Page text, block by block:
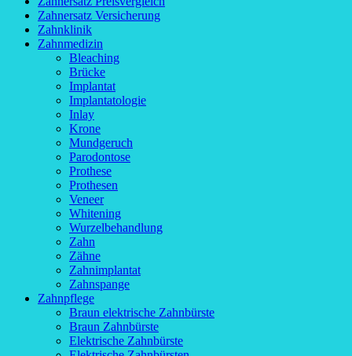
Zahnersatz Versicherung
Zahnklinik
Zahnmedizin
Bleaching
Brücke
Implantat
Implantatologie
Inlay
Krone
Mundgeruch
Parodontose
Prothese
Prothesen
Veneer
Whitening
Wurzelbehandlung
Zahn
Zähne
Zahnimplantat
Zahnspange
Zahnpflege
Braun elektrische Zahnbürste
Braun Zahnbürste
Elektrische Zahnbürste